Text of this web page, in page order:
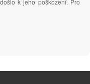
k jeho poškození. Pro